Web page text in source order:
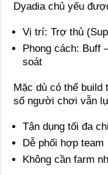
Dyadia chủ yếu
Vị trí: Trợ thủ
Phong cách: Buff
soát
Mặc dù có thể
số người chơi vẫn
Tận dụng tối đa
Dễ phối hợp team
Không cần farm